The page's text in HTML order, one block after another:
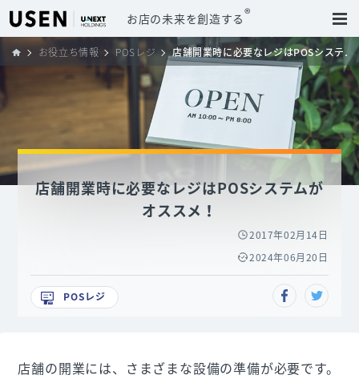
お店の未来を創造する®
お役立ち情報 POSレジ 店舗開業時に必要なレジはPOSシステム
店舗開業時に必要なレジはPOSシステムが
オススメ！
2017年02月14日
2024年06月20日
POSレジ
店舗の開業には、さまざまな設備の準備が必要です。